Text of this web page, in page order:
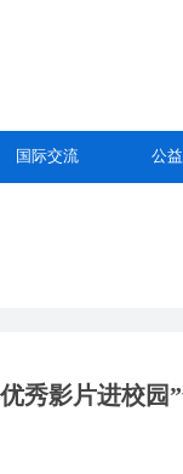
国际交流 公
秀影片进校园